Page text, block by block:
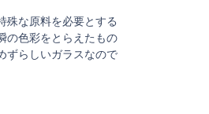
殊な原料を必要とする
の色彩をとらえたもの
ずらしいガラスなので